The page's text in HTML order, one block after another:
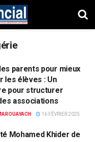
parents pour mieux
les élèves : Un
pour structurer
associations
16 FÉVRIER 2025
Mohamed Khider de